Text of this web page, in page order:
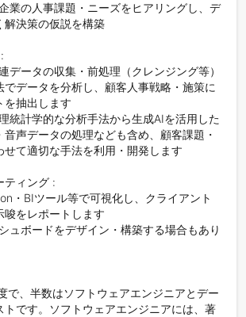
業の人事課題・ニーズをヒアリングし、デ
解決策の仮説を構築
ータの収集・前処理（クレンジング等）
でデータを分析し、顧客人事戦略・施策に
を抽出します
統計学的な分析手法から生成AIを活用した
音声データの処理なども含め、顧客課題・
せて適切な手法を利用・開発します
ティング :
・BIツール等で可視化し、クライアント
唆をレポートします
ュボードをデザイン・構築する場合もあり
で、半数はソフトウェアエンジニアとデー
トです。ソフトウェアエンジニアには、著